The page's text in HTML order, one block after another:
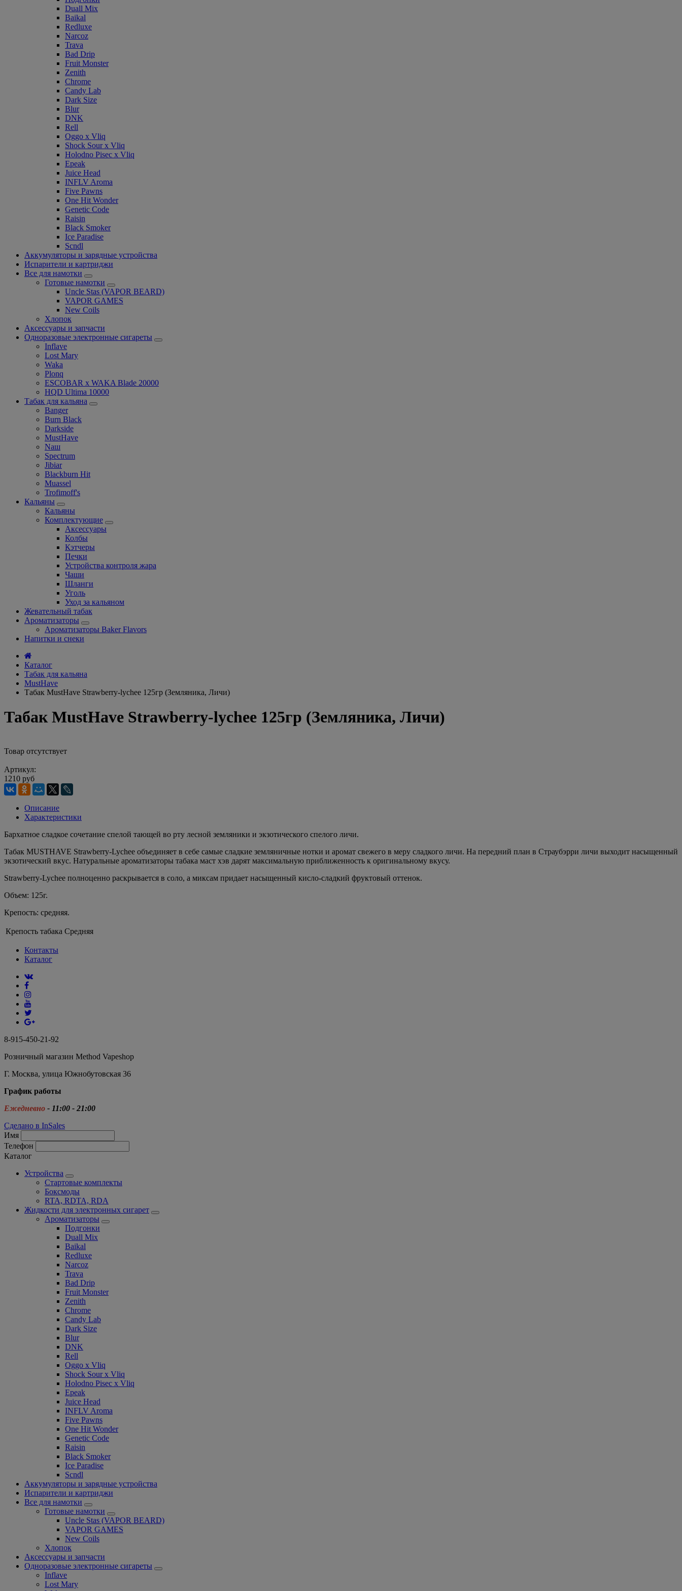
Duall Mix
Baikal
Redluxe
Narcoz
Trava
Bad Drip
Fruit Monster
Zenith
Chrome
Candy Lab
Dark Size
Blur
DNK
Rell
Oggo x Vliq
Shock Sour x Vliq
Holodno Pisec x Vliq
Epeak
Juice Head
INFLV Aroma
Five Pawns
One Hit Wonder
Genetic Code
Raisin
Black Smoker
Ice Paradise
Scndl
Аккумуляторы и зарядные устройства
Испарители и картриджи
Все для намотки
Готовые намотки
Uncle Stas (VAPOR BEARD)
VAPOR GAMES
New Coils
Хлопок
Аксессуары и запчасти
Одноразовые электронные сигареты
Inflave
Lost Mary
Waka
Plonq
ESCOBAR x WAKA Blade 20000
HQD Ultima 10000
Табак для кальяна
Banger
Burn Black
Darkside
MustHave
Nаш
Spectrum
Jibiar
Blackburn Hit
Muassel
Trofimoff's
Кальяны
Кальяны
Комплектующие
Аксессуары
Колбы
Кэтчеры
Печки
Устройства контроля жара
Чаши
Шланги
Уголь
Уход за кальяном
Жевательный табак
Ароматизаторы
Ароматизаторы Baker Flavors
Напитки и снеки
Каталог
Табак для кальяна
MustHave
Табак MustHave Strawberry-lychee 125гр (Земляника, Личи)
Табак MustHave Strawberry-lychee 125гр (Земляника, Личи)
Товар отсутствует
Артикул:
1210 руб
Описание
Характеристики
Бархатное сладкое сочетание спелой тающей во рту лесной земляники и экзотического спелого личи.
Табак MUSTHAVE Strawberry-Lychee объединяет в себе самые сладкие земляничные нотки и аромат свежего в меру сладкого личи. На передний план в Страубэрри личи выходит насыщенный
экзотический вкус. Натуральные ароматизаторы табака маст хэв дарят максимальную приближенность к оригинальному вкусу.
Strawberry-Lychee полноценно раскрывается в соло, а миксам придает насыщенный кисло-сладкий фруктовый оттенок.
Объем: 125г.
Крепость: средняя.
Крепость табака Средняя
Контакты
Каталог
8-915-450-21-92
Розничный магазин Method Vapeshop
Г. Москва, улица Южнобутовская 36
График работы
Ежедневно - 11:00 - 21:00
Сделано в InSales
Имя
Телефон
Каталог
Устройства
Стартовые комплекты
Боксмоды
RTA, RDTA, RDA
Жидкости для электронных сигарет
Ароматизаторы
Подгонки
Duall Mix
Baikal
Redluxe
Narcoz
Trava
Bad Drip
Fruit Monster
Zenith
Chrome
Candy Lab
Dark Size
Blur
DNK
Rell
Oggo x Vliq
Shock Sour x Vliq
Holodno Pisec x Vliq
Epeak
Juice Head
INFLV Aroma
Five Pawns
One Hit Wonder
Genetic Code
Raisin
Black Smoker
Ice Paradise
Scndl
Аккумуляторы и зарядные устройства
Испарители и картриджи
Все для намотки
Готовые намотки
Uncle Stas (VAPOR BEARD)
VAPOR GAMES
New Coils
Хлопок
Аксессуары и запчасти
Одноразовые электронные сигареты
Inflave
Lost Mary